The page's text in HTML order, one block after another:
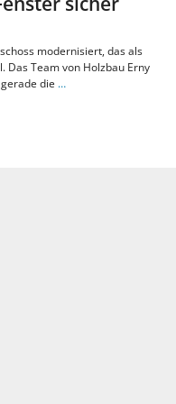
modernisiert, das als
Team von Holzbau Erny
die …